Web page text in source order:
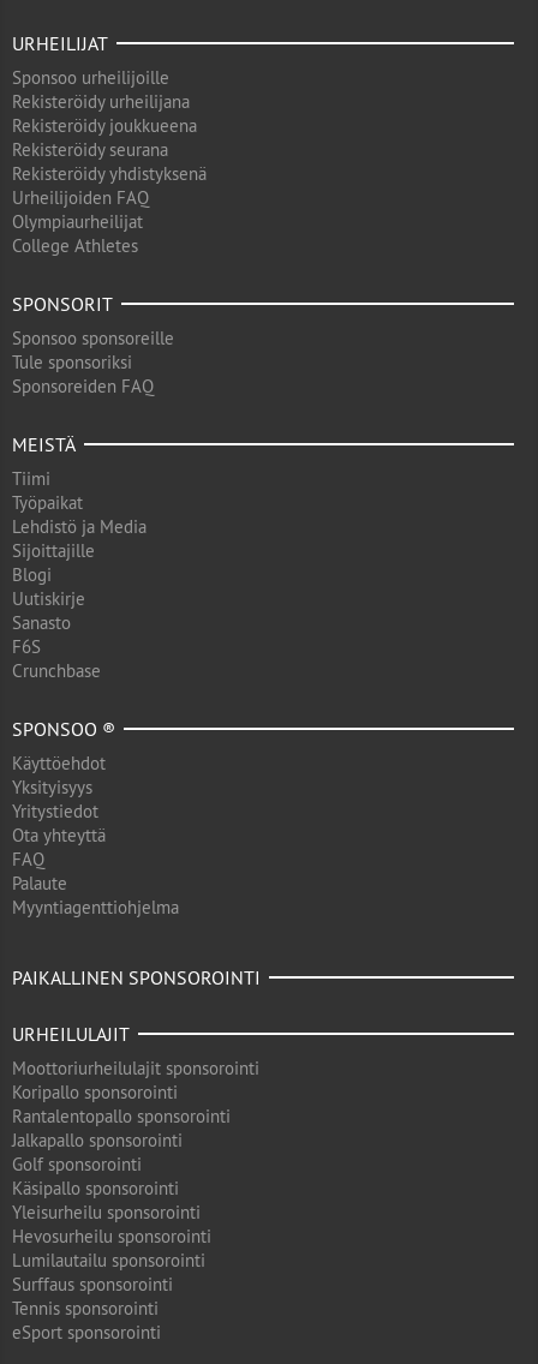
URHEILIJAT
Sponsoo urheilijoille
Rekisteröidy urheilijana
Rekisteröidy joukkueena
Rekisteröidy seurana
Rekisteröidy yhdistyksenä
Urheilijoiden FAQ
Olympiaurheilijat
College Athletes
SPONSORIT
Sponsoo sponsoreille
Tule sponsoriksi
Sponsoreiden FAQ
MEISTÄ
Tiimi
Työpaikat
Lehdistö ja Media
Sijoittajille
Blogi
Uutiskirje
Sanasto
F6S
Crunchbase
SPONSOO ®
Käyttöehdot
Yksityisyys
Yritystiedot
Ota yhteyttä
FAQ
Palaute
Myyntiagenttiohjelma
PAIKALLINEN SPONSOROINTI
URHEILULAJIT
Moottoriurheilulajit sponsorointi
Koripallo sponsorointi
Rantalentopallo sponsorointi
Jalkapallo sponsorointi
Golf sponsorointi
Käsipallo sponsorointi
Yleisurheilu sponsorointi
Hevosurheilu sponsorointi
Lumilautailu sponsorointi
Surffaus sponsorointi
Tennis sponsorointi
eSport sponsorointi